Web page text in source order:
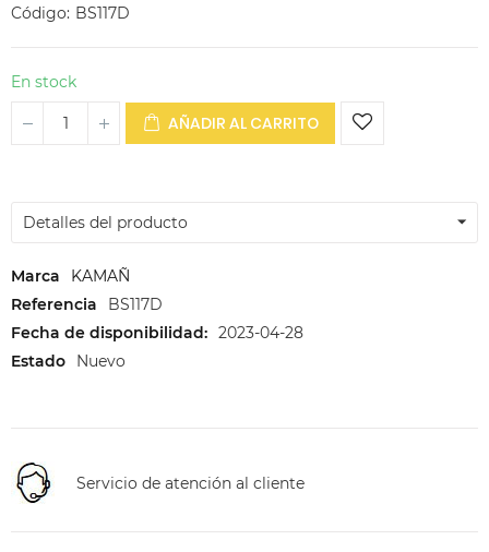
Código BS117D
En stock
AÑADIR AL CARRITO
Detalles del producto
Marca
KAMAÑ
Referencia
BS117D
Fecha de disponibilidad: 2023-04-28
Estado
Nuevo
Servicio de atención al cliente